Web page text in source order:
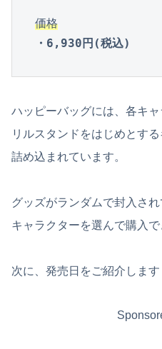
価格
・6,930円(税込)
ハッピーバッグには、各キ
リルスタンドをはじめとす
詰め込まれています。
グッズがランダムで封入さ
キャラクターを選んで購入で
次に、発売日をご紹介します